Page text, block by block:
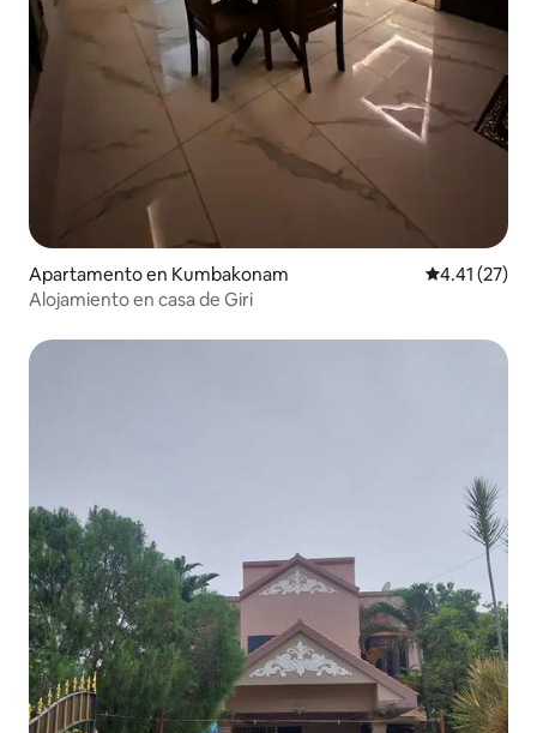
Apartamento en Kumbakonam Calificación
4.41 (27)
Alojamiento en casa de Giri